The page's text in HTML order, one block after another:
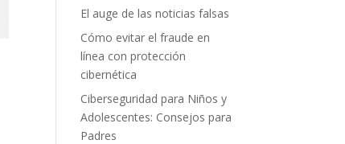
El auge de las noticias falsas
Cómo evitar el fraude en
línea con protección
cibernética
Ciberseguridad para Niños y
Adolescentes: Consejos para
Padres